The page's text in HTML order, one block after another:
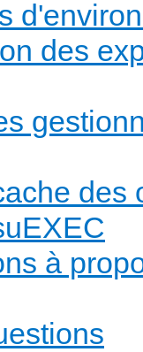
des
des
à